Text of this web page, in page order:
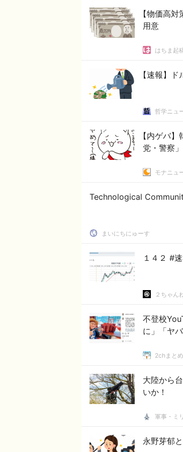
【物価高
用意
はちま起
【速報】
哲学ニュ
【内ゲバ
党・警察
モナニュ
Technological
まいにちにゅーす
１４２ #
２ちゃん
不登校
に」「ヤバ
2chまと
大陸から
いか！
軍事・ミ
永野芽郁